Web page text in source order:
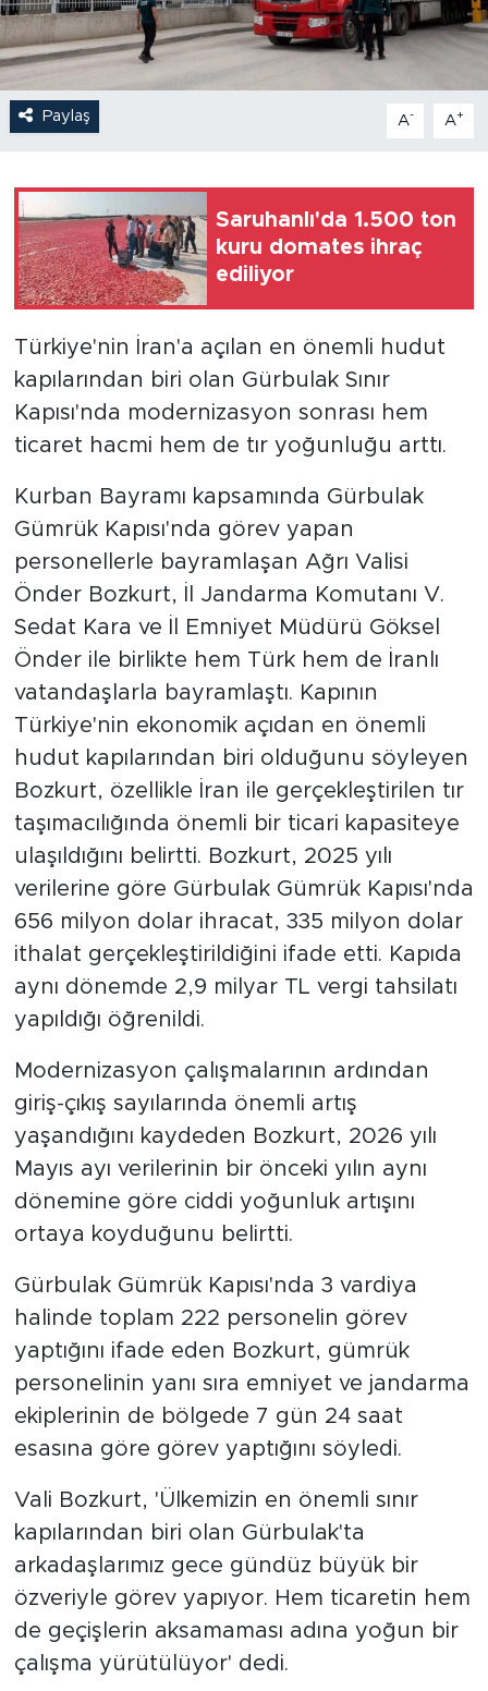
Paylaş A- A+
Saruhanlı'da 1.500 ton
kuru domates ihraç
ediliyor
Türkiye'nin İran'a açılan en önemli hudut
kapılarından biri olan Gürbulak Sınır
Kapısı'nda modernizasyon sonrası hem
ticaret hacmi hem de tır yoğunluğu arttı.
Kurban Bayramı kapsamında Gürbulak
Gümrük Kapısı'nda görev yapan
personellerle bayramlaşan Ağrı Valisi
Önder Bozkurt, İl Jandarma Komutanı V.
Sedat Kara ve İl Emniyet Müdürü Göksel
Önder ile birlikte hem Türk hem de İranlı
vatandaşlarla bayramlaştı. Kapının
Türkiye'nin ekonomik açıdan en önemli
hudut kapılarından biri olduğunu söyleyen
Bozkurt, özellikle İran ile gerçekleştirilen tır
taşımacılığında önemli bir ticari kapasiteye
ulaşıldığını belirtti. Bozkurt, 2025 yılı
verilerine göre Gürbulak Gümrük Kapısı'nda
656 milyon dolar ihracat, 335 milyon dolar
ithalat gerçekleştirildiğini ifade etti. Kapıda
aynı dönemde 2,9 milyar TL vergi tahsilatı
yapıldığı öğrenildi.
Modernizasyon çalışmalarının ardından
giriş-çıkış sayılarında önemli artış
yaşandığını kaydeden Bozkurt, 2026 yılı
Mayıs ayı verilerinin bir önceki yılın aynı
dönemine göre ciddi yoğunluk artışını
ortaya koyduğunu belirtti.
Gürbulak Gümrük Kapısı'nda 3 vardiya
halinde toplam 222 personelin görev
yaptığını ifade eden Bozkurt, gümrük
personelinin yanı sıra emniyet ve jandarma
ekiplerinin de bölgede 7 gün 24 saat
esasına göre görev yaptığını söyledi.
Vali Bozkurt, 'Ülkemizin en önemli sınır
kapılarından biri olan Gürbulak'ta
arkadaşlarımız gece gündüz büyük bir
özveriyle görev yapıyor. Hem ticaretin hem
de geçişlerin aksamaması adına yoğun bir
çalışma yürütülüyor' dedi.